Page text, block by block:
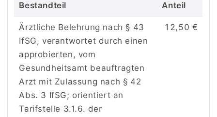
Bestandteil Anteil
Ärztliche Belehrung nach § 43
IfSG, verantwortet durch einen
approbierten, vom
Gesundheitsamt beauftragten
Arzt mit Zulassung nach § 42
Abs. 3 IfSG; orientiert an
Tarifstelle 3.1.6. der
12,50 €